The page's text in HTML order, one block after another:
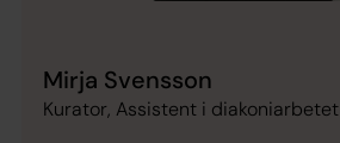
Mirja Svensson
Kurator, Assistent i diakoniarbetet